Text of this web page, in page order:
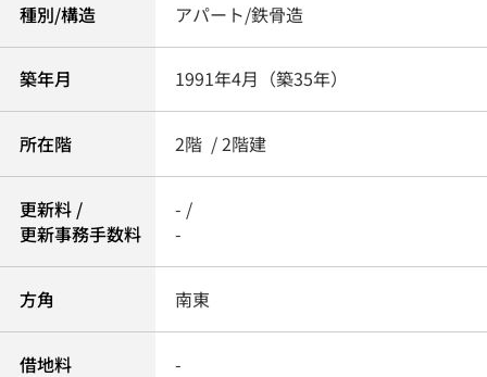
種別/構造 アパート/鉄骨造
築年月 1991年4月（築35年）
所在階 2階 / 2階建
更新料 /
更新事務手数料
- /
-
方角 南東
借地料 -